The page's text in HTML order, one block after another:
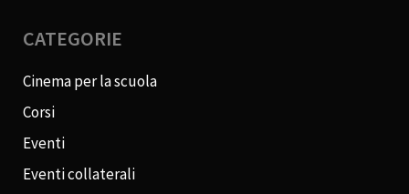
CATEGORIE
Cinema per la scuola
Corsi
Eventi
Eventi collaterali